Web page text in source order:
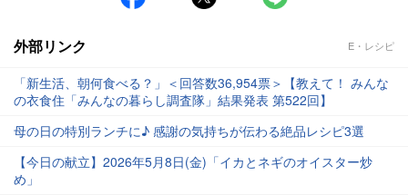
外部リンク E・レシピ
「新生活、朝何食べる？」＜回答数36,954票＞【教えて！ みんな
の衣食住「みんなの暮らし調査隊」結果発表 第522回】
母の日の特別ランチに♪ 感謝の気持ちが伝わる絶品レシピ3選
【今日の献立】2026年5月8日(金)「イカとネギのオイスター炒
め」